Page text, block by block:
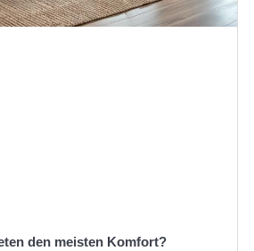
den meisten Komfort?